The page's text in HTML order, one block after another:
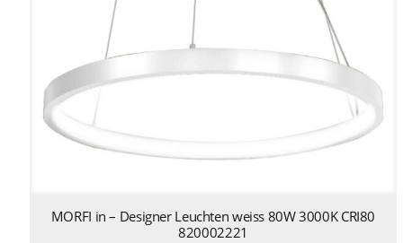
MORFI in – Designer Leuchten weiss 80W 3000K CRI80
820002221